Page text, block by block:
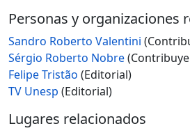
Personas y organizaciones
Sandro Roberto Valentini
Sérgio Roberto Nobre
Felipe Tristão (Editorial)
TV Unesp (Editorial)
Lugares relacionados